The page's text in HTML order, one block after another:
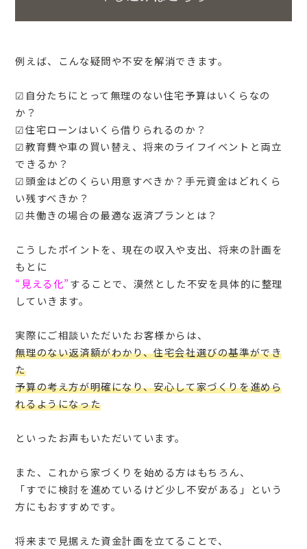
例えば、こんな疑問や不安を解消できます。
☑自分たちにとって無理のない住宅予算はいくらなの
か？
☑住宅ローンはいくら借りられるのか？
☑教育費や車の買い替え、将来のライフイベントと両立
できるか？
☑頭金はどのくらい用意すべきか？手元資金はどれくら
い残すべきか？
☑共働きの場合の最適な返済プランとは？
こうしたポイントを、現在の収入や支出、将来の計画を
もとに
“見える化”することで、漠然とした不安を具体的に整理
していきます。
実際にご相談いただいたお客様からは、
無理のない返済額がわかり、住宅会社選びの基準ができ
た
予算の考え方が明確になり、安心して家づくりを進めら
れるようになった
といったお声もいただいています。
また、これから家づくりを始める方はもちろん、
「すでに検討を進めているけど少し不安がある」という
方にもおすすめです。
将来まで見据えた資金計画を立てることで、